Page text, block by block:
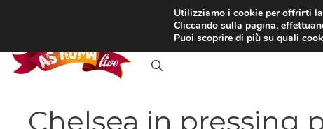
RASSEGNA STAMPA
Chelsea in pressing
Utilizziamo i cookie per offrirti
Cliccando sulla pagina,
Puoi scoprire di più su quali